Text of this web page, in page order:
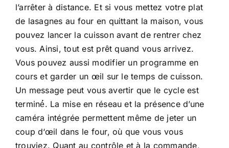
l’arrêter à distance. Et si vous mettez votre plat
de lasagnes au four en quittant la maison, vous
pouvez lancer la cuisson avant de rentrer chez
vous. Ainsi, tout est prêt quand vous arrivez.
Vous pouvez aussi modifier un programme en
cours et garder un œil sur le temps de cuisson.
Un message peut vous avertir que le cycle est
terminé́. La mise en réseau et la présence d’une
caméra intégrée permettent même de jeter un
coup d‘œil dans le four, où que vous vous
trouviez. Quant au contrôle et à la commande,